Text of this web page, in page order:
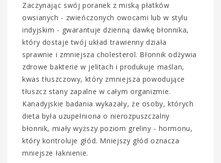
Zaczynając swój poranek z miską płatków
owsianych - zwieńczonych owocami lub w stylu
indyjskim - gwarantuje dzienną dawkę błonnika,
który dostaje twój układ trawienny działa
sprawnie i zmniejsza cholesterol. Błonnik odżywia
zdrowe bakterie w jelitach i produkuje maślan,
kwas tłuszczowy, który zmniejsza powodujące
tłuszcz stany zapalne w całym organizmie.
Kanadyjskie badania wykazały, że osoby, których
dieta była uzupełniona o nierozpuszczalny
błonnik, miały wyższy poziom greliny - hormonu,
który kontroluje głód. Mniejszy głód oznacza
mniejsze łaknienie.